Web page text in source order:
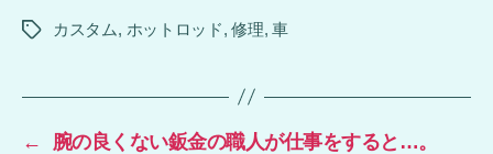
タ
カスタム, ホットロッド,修理,車
←
腕の良くない鈑金の職人が仕事をすると…。